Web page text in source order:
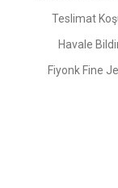
Teslimat
Havale
Fiyonk Fine